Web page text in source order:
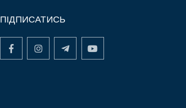
ПІДПИСАТИСЬ